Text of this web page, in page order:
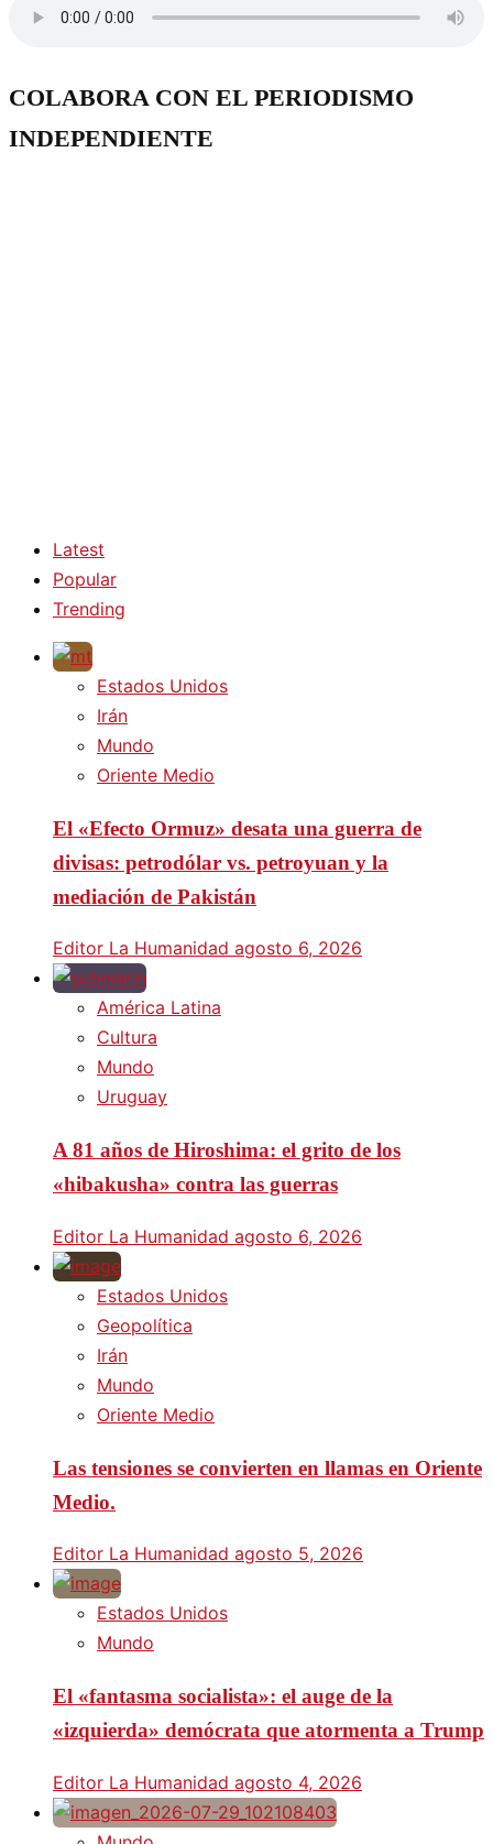
COLABORA CON EL PERIODISMO
INDEPENDIENTE
Latest
Popular
Trending
Estados Unidos
Irán
Mundo
Oriente Medio
El «Efecto Ormuz» desata una guerra de
divisas: petrodólar vs. petroyuan y la
mediación de Pakistán
Editor La Humanidad agosto 6, 2026
América Latina
Cultura
Mundo
Uruguay
A 81 años de Hiroshima: el grito de los
«hibakusha» contra las guerras
Editor La Humanidad agosto 6, 2026
Estados Unidos
Geopolítica
Irán
Mundo
Oriente Medio
Las tensiones se convierten en llamas en Oriente
Medio.
Editor La Humanidad agosto 5, 2026
Estados Unidos
Mundo
El «fantasma socialista»: el auge de la
«izquierda» demócrata que atormenta a Trump
Editor La Humanidad agosto 4, 2026